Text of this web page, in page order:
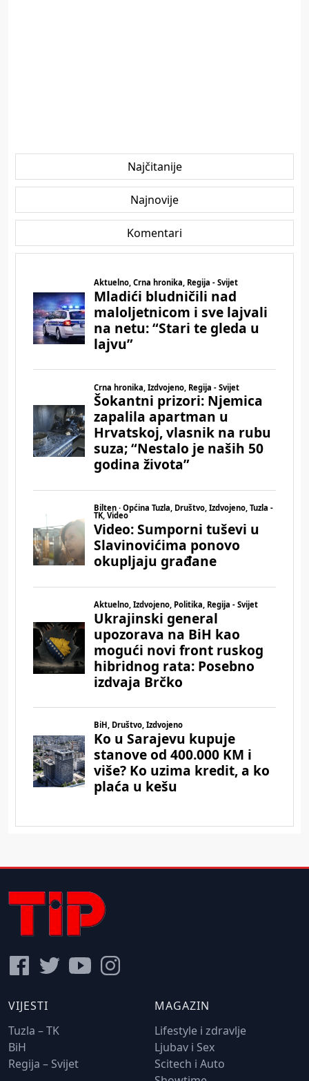
Najčitanije
Najnovije
Komentari
VIJESTI
Tuzla – TK
BiH
Regija – Svijet
MAGAZIN
Lifestyle i zdravlje
Ljubav i Sex
Scitech i Auto